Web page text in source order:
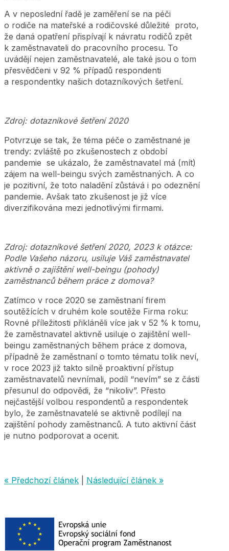
A v neposlední řadě je zaměření se na péči
o rodiče na mateřské a rodičovské důležité proto,
že daná opatření přispívají k návratu rodičů zpět
k zaměstnavateli do pracovního procesu. To
uvádějí nejen zaměstnavatelé, ale také jsou o tom
přesvědčeni v 92 % případů respondenti
a respondentky našich dotazníkových šetření.
Zdroj: dotazníkové šetření 2020
Potvrzuje se tak, že téma péče o zaměstnané je
trendy: zvláště po zkušenostech z období
pandemie se ukázalo, že zaměstnavatel má (mít)
zájem na well-beingu svých zaměstnaných. A co
je pozitivní, že toto naladění zůstává i po odeznění
pandemie. Avšak tato zkušenost je již více
diverzifikována mezi jednotlivými firmami.
Zdroj: dotazníkové šetření 2020, 2023 k otázce:
Podle Vašeho názoru, usiluje Váš zaměstnavatel
aktivně o zajištění well-beingu (pohody)
zaměstnanců během práce z domova?
Zatímco v roce 2020 se zaměstnaní firem
soutěžících v druhém kole soutěže Firma roku:
Rovné příležitosti přikláněli více jak v 52 % k tomu,
že zaměstnavatel aktivně usiluje o zajištění well-
beingu zaměstnaných během práce z domova,
případně že zaměstnaní o tomto tématu tolik neví,
v roce 2023 již takto silně proaktivní přístup
zaměstnavatelů nevnímali, podíl “nevím” se z části
přesunul do odpovědi, že “nikoliv”. Přesto
nejčastější volbou respondentů a respondentek
bylo, že zaměstnavatelé se aktivně podílejí na
zajištění pohody zaměstnanců. A tuto aktivní část
je nutno podporovat a ocenit.
« Předchozí článek Následující článek »